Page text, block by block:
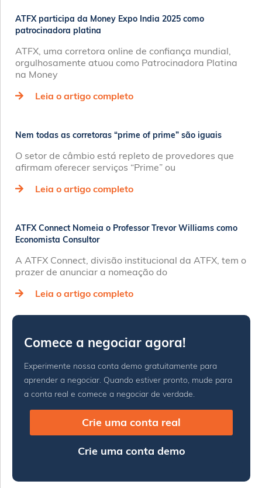
ATFX participa da Money Expo India 2025 como
patrocinadora platina
ATFX, uma corretora online de confiança mundial,
orgulhosamente atuou como Patrocinadora Platina
na Money
Leia o artigo completo
Nem todas as corretoras “prime of prime” são iguais
O setor de câmbio está repleto de provedores que
afirmam oferecer serviços “Prime” ou
Leia o artigo completo
ATFX Connect Nomeia o Professor Trevor Williams como
Economista Consultor
A ATFX Connect, divisão institucional da ATFX, tem o
prazer de anunciar a nomeação do
Leia o artigo completo
Comece a negociar agora!
Experimente nossa conta demo gratuitamente para
aprender a negociar. Quando estiver pronto, mude para
a conta real e comece a negociar de verdade.
Crie uma conta real
Crie uma conta demo